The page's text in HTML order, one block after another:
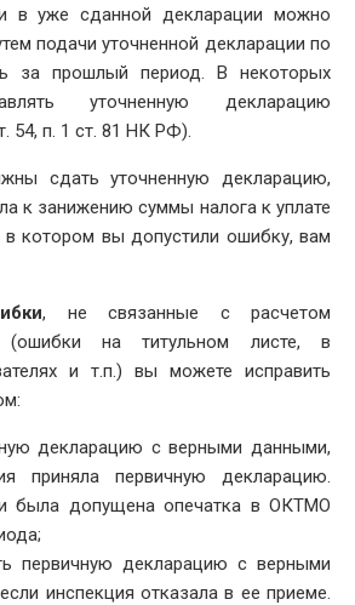
в уже сданной декларации можно
подачи уточненной декларации по
за прошлый период. В некоторых
уточненную декларацию
54, п. 1 ст. 81 НК РФ).
сдать уточненную декларацию,
к занижению суммы налога к уплате
в котором вы допустили ошибку, вам
, не связанные с расчетом
(ошибки на титульном листе, в
и т.п.) вы можете исправить
декларацию с верными данными,
приняла первичную декларацию.
была допущена опечатка в ОКТМО
первичную декларацию с верными
инспекция отказала в ее приеме.